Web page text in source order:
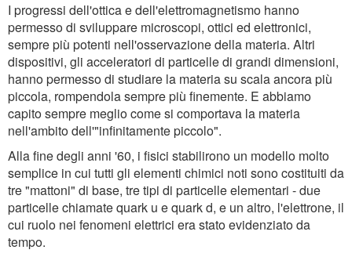
I progressi dell'ottica e dell'elettromagnetismo hanno
permesso di sviluppare microscopi, ottici ed elettronici,
sempre più potenti nell'osservazione della materia. Altri
dispositivi, gli acceleratori di particelle di grandi dimensioni,
hanno permesso di studiare la materia su scala ancora più
piccola, rompendola sempre più finemente. E abbiamo
capito sempre meglio come si comportava la materia
nell'ambito dell'"infinitamente piccolo".
Alla fine degli anni '60, i fisici stabilirono un modello molto
semplice in cui tutti gli elementi chimici noti sono costituiti da
tre "mattoni" di base, tre tipi di particelle elementari - due
particelle chiamate quark u e quark d, e un altro, l'elettrone, il
cui ruolo nei fenomeni elettrici era stato evidenziato da
tempo.